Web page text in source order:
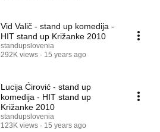
Vid Valič - stand up komedija -
HIT stand up Križanke 2010
standupslovenia
292K views
15 years ago
Lucija Ćirović - stand up
komedija - HIT stand up
Križanke 2010
standupslovenia
123K views
15 years ago